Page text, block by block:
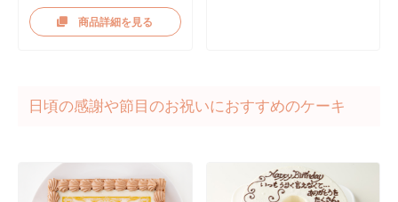
商品詳細を見る
日頃の感謝や節目のお祝いにおすすめのケーキ